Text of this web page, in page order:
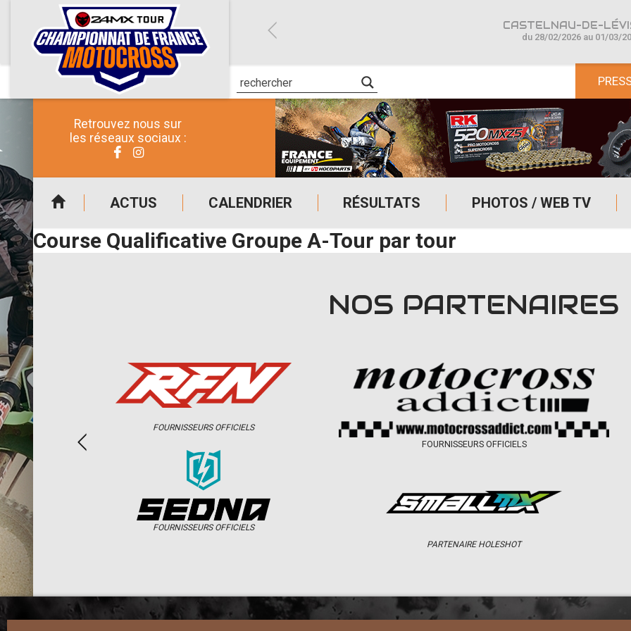
Retrouvez nous sur
les réseaux sociaux :
ACTUS CALENDRIER RÉSULTATS PHOTOS / WEB TV
CASTELNAU-DE-
du 28/02/2026 au 01/03/
Course Qualificative Groupe A-Tour par tour
NOS PARTENAIRES
FOURNISSEURS OFFICIELS
FOURNISSEURS OFFICIELS
FOURNISSEURS OFFICIELS
PARTENAIRE HOLESHOT